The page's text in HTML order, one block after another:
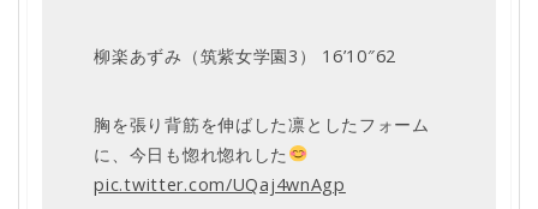
柳楽あずみ（筑紫女学園3） 16’10″62
胸を張り背筋を伸ばした凛としたフォーム
に、今日も惚れ惚れした
pic.twitter.com/UQaj4wnAgp